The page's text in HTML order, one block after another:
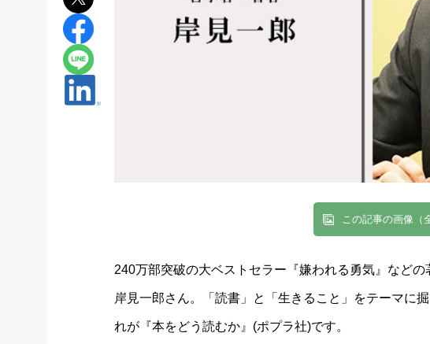
この記事の画像（
240万部突破の大ベストセラー『嫌われる勇気』など
岸見一郎さん。「読書」と「生きること」をテーマに
れが『本をどう読むか』(ポプラ社)です。